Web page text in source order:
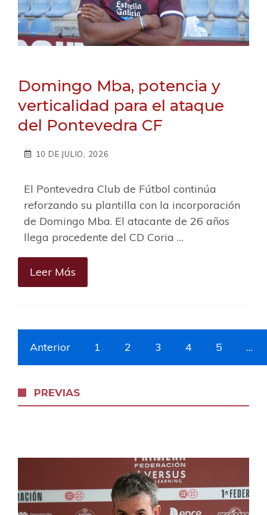
Domingo Mba, potencia y
verticalidad para el ataque
del Pontevedra CF
10 DE JULIO, 2026
El Pontevedra Club de Fútbol continúa
reforzando su plantilla con la incorporación
de Domingo Mba. El atacante de 26 años
llega procedente del CD Coria …
Leer Más
Anterior 1 2 3 4 5 …
PREVIAS